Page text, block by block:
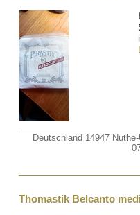
Deutschland 14947
Thomastik Belcanto